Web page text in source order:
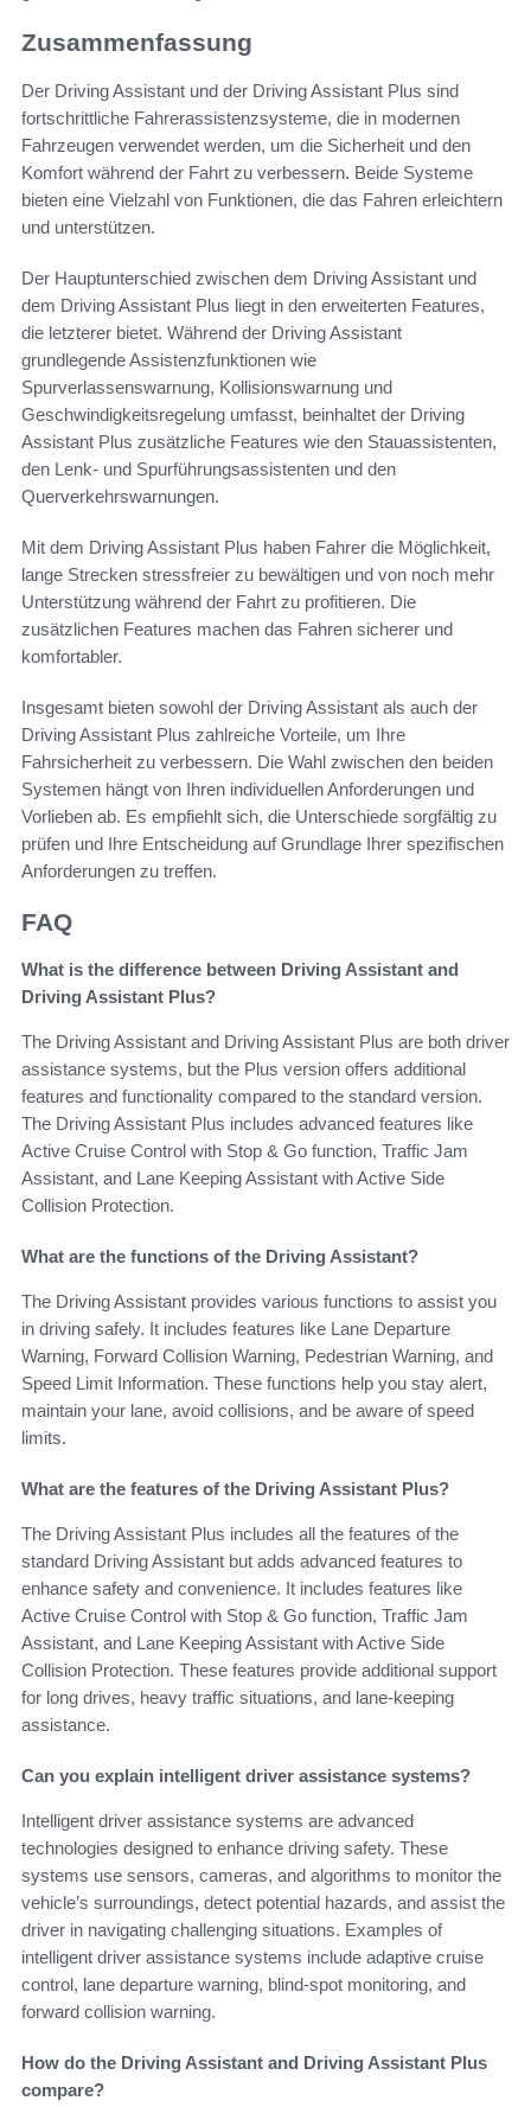
Zusammenfassung
Der Driving Assistant und der Driving Assistant Plus sind
fortschrittliche Fahrerassistenzsysteme, die in modernen
Fahrzeugen verwendet werden, um die Sicherheit und den
Komfort während der Fahrt zu verbessern. Beide Systeme
bieten eine Vielzahl von Funktionen, die das Fahren erleichtern
und unterstützen.
Der Hauptunterschied zwischen dem Driving Assistant und
dem Driving Assistant Plus liegt in den erweiterten Features,
die letzterer bietet. Während der Driving Assistant
grundlegende Assistenzfunktionen wie
Spurverlassenswarnung, Kollisionswarnung und
Geschwindigkeitsregelung umfasst, beinhaltet der Driving
Assistant Plus zusätzliche Features wie den Stauassistenten,
den Lenk- und Spurführungsassistenten und den
Querverkehrswarnungen.
Mit dem Driving Assistant Plus haben Fahrer die Möglichkeit,
lange Strecken stressfreier zu bewältigen und von noch mehr
Unterstützung während der Fahrt zu profitieren. Die
zusätzlichen Features machen das Fahren sicherer und
komfortabler.
Insgesamt bieten sowohl der Driving Assistant als auch der
Driving Assistant Plus zahlreiche Vorteile, um Ihre
Fahrsicherheit zu verbessern. Die Wahl zwischen den beiden
Systemen hängt von Ihren individuellen Anforderungen und
Vorlieben ab. Es empfiehlt sich, die Unterschiede sorgfältig zu
prüfen und Ihre Entscheidung auf Grundlage Ihrer spezifischen
Anforderungen zu treffen.
FAQ
What is the difference between Driving Assistant and
Driving Assistant Plus?
The Driving Assistant and Driving Assistant Plus are both driver
assistance systems, but the Plus version offers additional
features and functionality compared to the standard version.
The Driving Assistant Plus includes advanced features like
Active Cruise Control with Stop & Go function, Traffic Jam
Assistant, and Lane Keeping Assistant with Active Side
Collision Protection.
What are the functions of the Driving Assistant?
The Driving Assistant provides various functions to assist you
in driving safely. It includes features like Lane Departure
Warning, Forward Collision Warning, Pedestrian Warning, and
Speed Limit Information. These functions help you stay alert,
maintain your lane, avoid collisions, and be aware of speed
limits.
What are the features of the Driving Assistant Plus?
The Driving Assistant Plus includes all the features of the
standard Driving Assistant but adds advanced features to
enhance safety and convenience. It includes features like
Active Cruise Control with Stop & Go function, Traffic Jam
Assistant, and Lane Keeping Assistant with Active Side
Collision Protection. These features provide additional support
for long drives, heavy traffic situations, and lane-keeping
assistance.
Can you explain intelligent driver assistance systems?
Intelligent driver assistance systems are advanced
technologies designed to enhance driving safety. These
systems use sensors, cameras, and algorithms to monitor the
vehicle’s surroundings, detect potential hazards, and assist the
driver in navigating challenging situations. Examples of
intelligent driver assistance systems include adaptive cruise
control, lane departure warning, blind-spot monitoring, and
forward collision warning.
How do the Driving Assistant and Driving Assistant Plus
compare?